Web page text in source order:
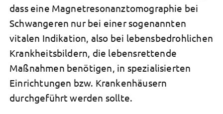
dass eine Magnetresonanztomographie bei
Schwangeren nur bei einer sogenannten
vitalen Indikation, also bei lebensbedrohlichen
Krankheitsbildern, die lebensrettende
Maßnahmen benötigen, in spezialisierten
Einrichtungen bzw. Krankenhäusern
durchgeführt werden sollte.